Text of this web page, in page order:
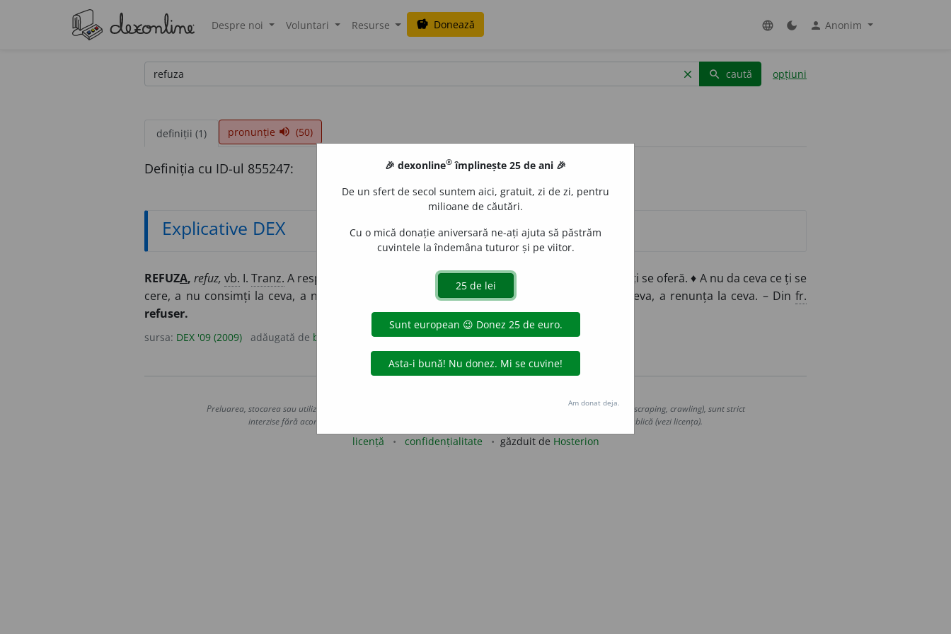
Despre noi Voluntari Resurse savings Donează language dark_mode person Anonim
clear search caută opțiuni
definiții (1) pronunție volume_up (50)
Definiția cu ID-ul 855247:
Explicative DEX
REFUZA, refuz, vb. I.Tranz. A respinge (ceva sau pe cineva), a nu accepta, a nu primi ceva ce ți se oferă. ♦ A nu da ceva ce ți se
cere, a nu consimți la ceva, a nu voi să faci ceva. ♦ (Construit cu dativul) A se priva de ceva, a renunța la ceva. – Din fr.
refuser.
sursa: DEX '09 (2009) adăugată de blaurb. acțiuni
Preluarea, stocarea sau utilizarea datelor de pe acest site, inclusiv prin orice metode de extragere automată (web scraping, crawling), sunt strict
interzise fără acordul nostru prealabil scris, cu excepția seturilor de date oferite oficial spre utilizare publică (vezi licența).
licență confidențialitate găzduit de Hosterion
🎉 dexonline® împlinește 25 de ani 🎉
De un sfert de secol suntem aici, gratuit, zi de zi, pentru
milioane de căutări.
Cu o mică donație aniversară ne-ați ajuta să păstrăm
cuvintele la îndemâna tuturor și pe viitor.
Am donat deja.